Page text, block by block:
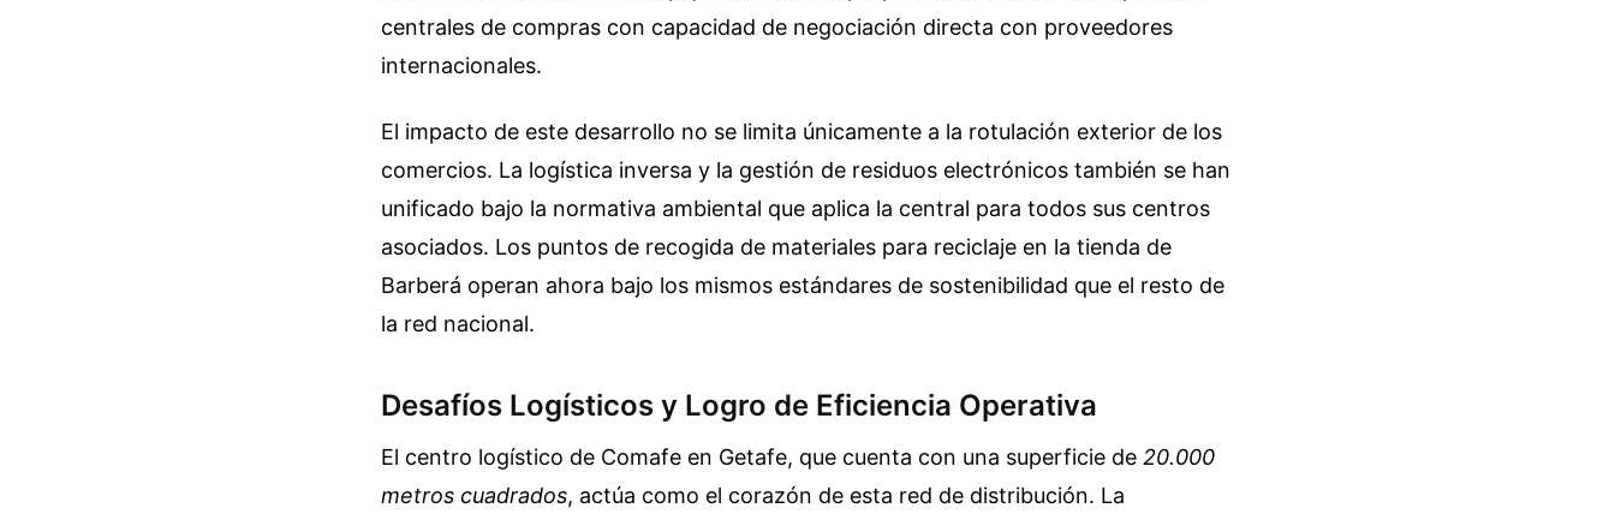
centrales de compras con capacidad de negociación directa con proveedores
internacionales.
El impacto de este desarrollo no se limita únicamente a la rotulación exterior de los
comercios. La logística inversa y la gestión de residuos electrónicos también se han
unificado bajo la normativa ambiental que aplica la central para todos sus centros
asociados. Los puntos de recogida de materiales para reciclaje en la tienda de
Barberá operan ahora bajo los mismos estándares de sostenibilidad que el resto de
la red nacional.
Desafíos Logísticos y Logro de Eficiencia Operativa
El centro logístico de Comafe en Getafe, que cuenta con una superficie de 20.000
metros cuadrados, actúa como el corazón de esta red de distribución. La